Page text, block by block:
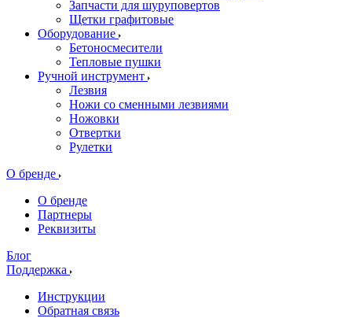
Запчасти для шуруповертов
Щетки графитовые
Оборудование
Бетоносмесители
Тепловые пушки
Ручной инструмент
Лезвия
Ножи со сменными лезвиями
Ножовки
Отвертки
Рулетки
О бренде
О бренде
Партнеры
Реквизиты
Блог
Поддержка
Инструкции
Обратная связь